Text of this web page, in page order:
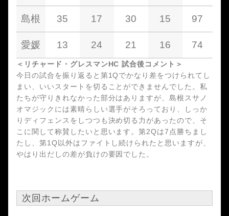
島根 35 17 30 15 97
愛媛 13 24 21 16 74
＜リチャード・グレスマンHC 試合後コメント＞
今日の試合を振り返ると第1Qでかなり差をつけられてし
まい、いいスタートを切ることができませんでした。私
たちが守りきれなかった部分はありますが、島根スサノ
オマジックには素晴らしい選手がそろっており、しっか
りディフェンスをしつつも決め切る力があったので、そ
こに関して称賛したいと思います。第2Qは7点勝ちまし
たし、第1Q以外はファイトし続けられたと思いますが、
やはり出だしの差が負けの要因でした。
次回ホームゲーム